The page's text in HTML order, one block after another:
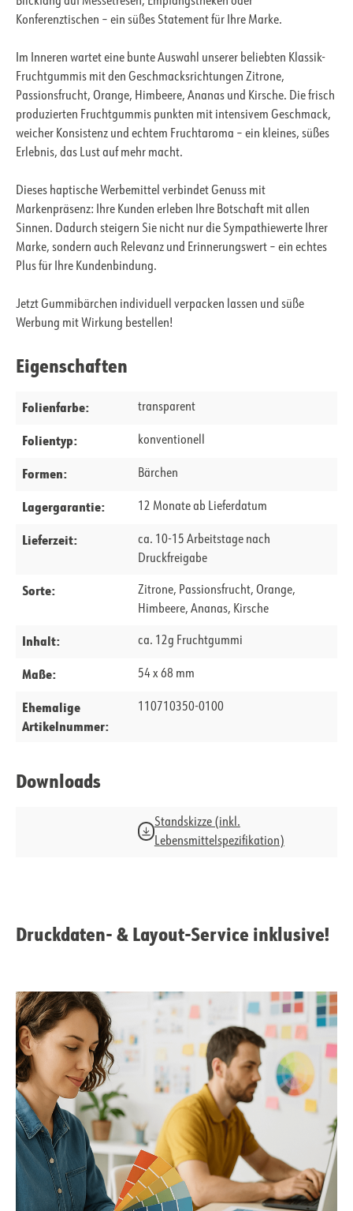
Konferenztischen – ein süßes Statement für Ihre Marke.
Im Inneren wartet eine bunte Auswahl unserer beliebten Klassik-
Fruchtgummis mit den Geschmacksrichtungen Zitrone,
Passionsfrucht, Orange, Himbeere, Ananas und Kirsche. Die frisch
produzierten Fruchtgummis punkten mit intensivem Geschmack,
weicher Konsistenz und echtem Fruchtaroma – ein kleines, süßes
Erlebnis, das Lust auf mehr macht.
Dieses haptische Werbemittel verbindet Genuss mit
Markenpräsenz: Ihre Kunden erleben Ihre Botschaft mit allen
Sinnen. Dadurch steigern Sie nicht nur die Sympathiewerte Ihrer
Marke, sondern auch Relevanz und Erinnerungswert – ein echtes
Plus für Ihre Kundenbindung.
Jetzt Gummibärchen individuell verpacken lassen und süße
Werbung mit Wirkung bestellen!
Eigenschaften
Folienfarbe: transparent
Folientyp: konventionell
Formen: Bärchen
Lagergarantie: 12 Monate ab Lieferdatum
Lieferzeit:
ca. 10-15 Arbeitstage nach
Druckfreigabe
Sorte:
Zitrone, Passionsfrucht, Orange,
Himbeere, Ananas, Kirsche
Inhalt: ca. 12g Fruchtgummi
Maße: 54 x 68 mm
Ehemalige
Artikelnummer:
110710350-0100
Downloads
Standskizze (inkl.
Lebensmittelspezifikation)
Druckdaten- & Layout-Service inklusive!